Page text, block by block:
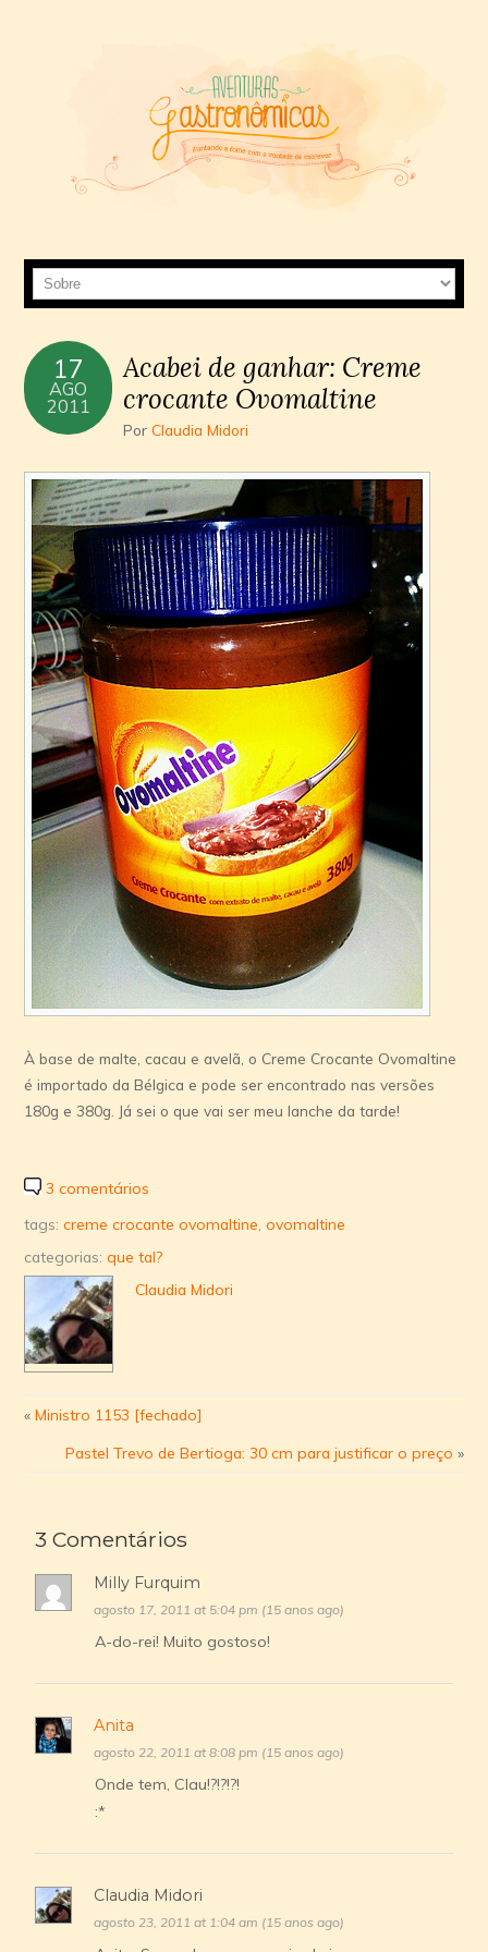
17
AGO
2011
Acabei de ganhar: Creme
crocante Ovomaltine
PorClaudia Midori
À base de malte, cacau e avelã, o Creme Crocante Ovomaltine
é importado da Bélgica e pode ser encontrado nas versões
180g e 380g. Já sei o que vai ser meu lanche da tarde!
3 comentários
tags:creme crocante ovomaltine ,ovomaltine
categorias:que tal?
Claudia Midori
«Ministro 1153 [fechado]
Pastel Trevo de Bertioga: 30 cm para justificar o preço »
3 Comentários
Milly Furquim
agosto 17, 2011 at 5:04 pm (15 anos ago)
A-do-rei! Muito gostoso!
Anita
agosto 22, 2011 at 8:08 pm (15 anos ago)
Onde tem, Clau!?!?!?!
:*
Claudia Midori
agosto 23, 2011 at 1:04 am (15 anos ago)